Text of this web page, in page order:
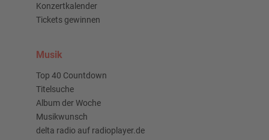
Konzertkalender
Tickets gewinnen
Musik
Top 40 Countdown
Titelsuche
Album der Woche
Musikwunsch
delta radio auf radioplayer.de